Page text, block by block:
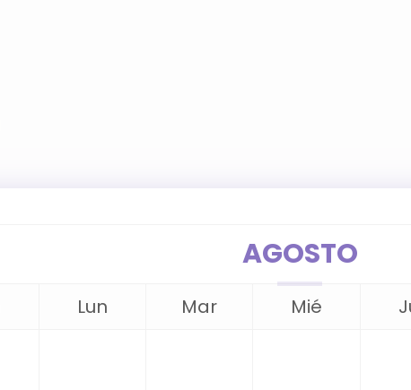
AGOSTO
Lun Mar Mié
🥲